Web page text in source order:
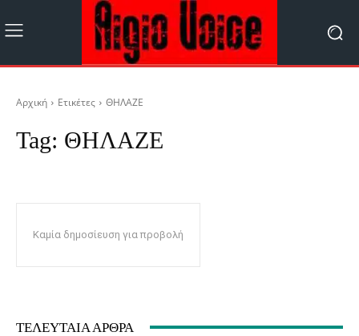
Αρχική Ετικέτες ΘΗΛΑΖΕ
Tag: ΘΗΛΑΖΕ
Καμία δημοσίευση για προβολή
ΤΕΛΕΥΤΑΊΑ ΆΡΘΡΑ